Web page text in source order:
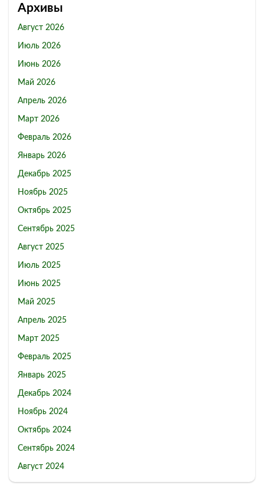
Архивы
Август 2026
Июль 2026
Июнь 2026
Май 2026
Апрель 2026
Март 2026
Февраль 2026
Январь 2026
Декабрь 2025
Ноябрь 2025
Октябрь 2025
Сентябрь 2025
Август 2025
Июль 2025
Июнь 2025
Май 2025
Апрель 2025
Март 2025
Февраль 2025
Январь 2025
Декабрь 2024
Ноябрь 2024
Октябрь 2024
Сентябрь 2024
Август 2024